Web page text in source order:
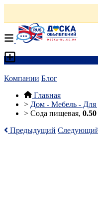
Компании Блог
Главная
> Дом - Мебель - Для
> Сода пищевая,
Предыдущий